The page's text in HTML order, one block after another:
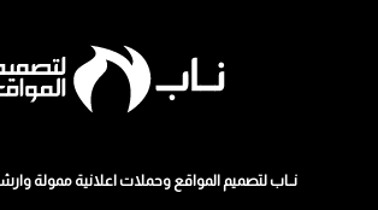
نــاب لتصميم المواقع وحملات اعلانية ممولة